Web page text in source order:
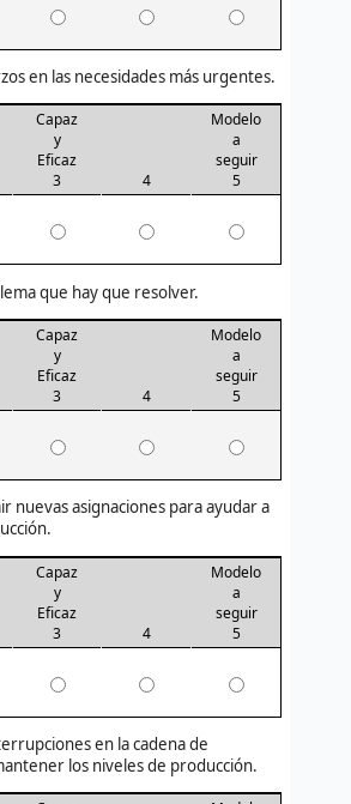
en las necesidades más urgentes.
Capaz
y
Eficaz
3
4
Modelo
a
seguir
5
que hay que resolver.
Capaz
y
Eficaz
3
4
Modelo
a
seguir
5
nuevas asignaciones para ayudar a
Capaz
y
Eficaz
3
4
Modelo
a
seguir
5
en la cadena de
los niveles de producción.